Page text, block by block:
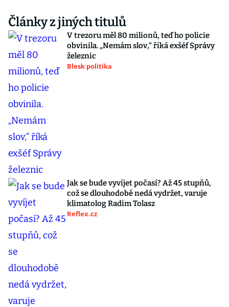
Články z jiných titulů
V trezoru měl 80 milionů, teď ho policie
obvinila. „Nemám slov,“ říká exšéf Správy
železnic
Blesk politika
Jak se bude vyvíjet počasí? Až 45 stupňů,
což se dlouhodobě nedá vydržet, varuje
klimatolog Radim Tolasz
Reflex.cz